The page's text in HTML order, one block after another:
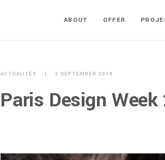
ABOUT OFFER
ACTUALITÉS 2 SEPTEMBER 2019
Paris Design